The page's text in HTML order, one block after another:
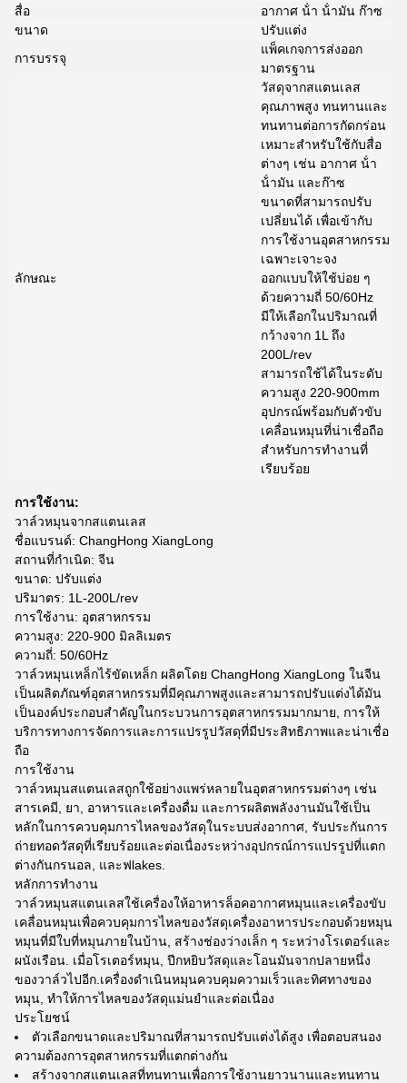
สื่อ
อากาศ น้ํา น้ํามัน ก๊าซ
ขนาด
ปรับแต่ง
การบรรจุ
แพ็คเกจการส่งออก
มาตรฐาน
ลักษณะ
วัสดุจากสแตนเลส
คุณภาพสูง ทนทานและ
ทนทานต่อการกัดกร่อน
เหมาะสําหรับใช้กับสื่อ
ต่างๆ เช่น อากาศ น้ํา
น้ํามัน และก๊าซ
ขนาดที่สามารถปรับ
เปลี่ยนได้ เพื่อเข้ากับ
การใช้งานอุตสาหกรรม
เฉพาะเจาะจง
ออกแบบให้ใช้บ่อย ๆ
ด้วยความถี่ 50/60Hz
มีให้เลือกในปริมาณที่
กว้างจาก 1L ถึง
200L/rev
สามารถใช้ได้ในระดับ
ความสูง 220-900mm
อุปกรณ์พร้อมกับตัวขับ
เคลื่อนหมุนที่น่าเชื่อถือ
สําหรับการทํางานที่
เรียบร้อย
การใช้งาน:
วาล์วหมุนจากสแตนเลส
ชื่อแบรนด์: ChangHong XiangLong
สถานที่กําเนิด: จีน
ขนาด: ปรับแต่ง
ปริมาตร: 1L-200L/rev
การใช้งาน: อุตสาหกรรม
ความสูง: 220-900 มิลลิเมตร
ความถี่: 50/60Hz
วาล์วหมุนเหล็กไร้ขัดเหล็ก ผลิตโดย ChangHong XiangLong ในจีน
เป็นผลิตภัณฑ์อุตสาหกรรมที่มีคุณภาพสูงและสามารถปรับแต่งได้มัน
เป็นองค์ประกอบสําคัญในกระบวนการอุตสาหกรรมมากมาย, การให้
บริการทางการจัดการและการแปรรูปวัสดุที่มีประสิทธิภาพและน่าเชื่อ
ถือ
การใช้งาน
วาล์วหมุนสแตนเลสถูกใช้อย่างแพร่หลายในอุตสาหกรรมต่างๆ เช่น
สารเคมี, ยา, อาหารและเครื่องดื่ม และการผลิตพลังงานมันใช้เป็น
หลักในการควบคุมการไหลของวัสดุในระบบส่งอากาศ, รับประกันการ
ถ่ายทอดวัสดุที่เรียบร้อยและต่อเนื่องระหว่างอุปกรณ์การแปรรูปที่แตก
ต่างกันกรนอล, และฟlakes.
หลักการทํางาน
วาล์วหมุนสแตนเลสใช้เครื่องให้อาหารล็อคอากาศหมุนและเครื่องขับ
เคลื่อนหมุนเพื่อควบคุมการไหลของวัสดุเครื่องอาหารประกอบด้วยหมุน
หมุนที่มีใบที่หมุนภายในบ้าน, สร้างช่องว่างเล็ก ๆ ระหว่างโรเตอร์และ
ผนังเรือน. เมื่อโรเตอร์หมุน, ปีกหยิบวัสดุและโอนมันจากปลายหนึ่ง
ของวาล์วไปอีก.เครื่องดําเนินหมุนควบคุมความเร็วและทิศทางของ
หมุน, ทําให้การไหลของวัสดุแม่นยําและต่อเนื่อง
ประโยชน์
ตัวเลือกขนาดและปริมาณที่สามารถปรับแต่งได้สูง เพื่อตอบสนอง
ความต้องการอุตสาหกรรมที่แตกต่างกัน
สร้างจากสแตนเลสที่ทนทานเพื่อการใช้งานยาวนานและทนทาน